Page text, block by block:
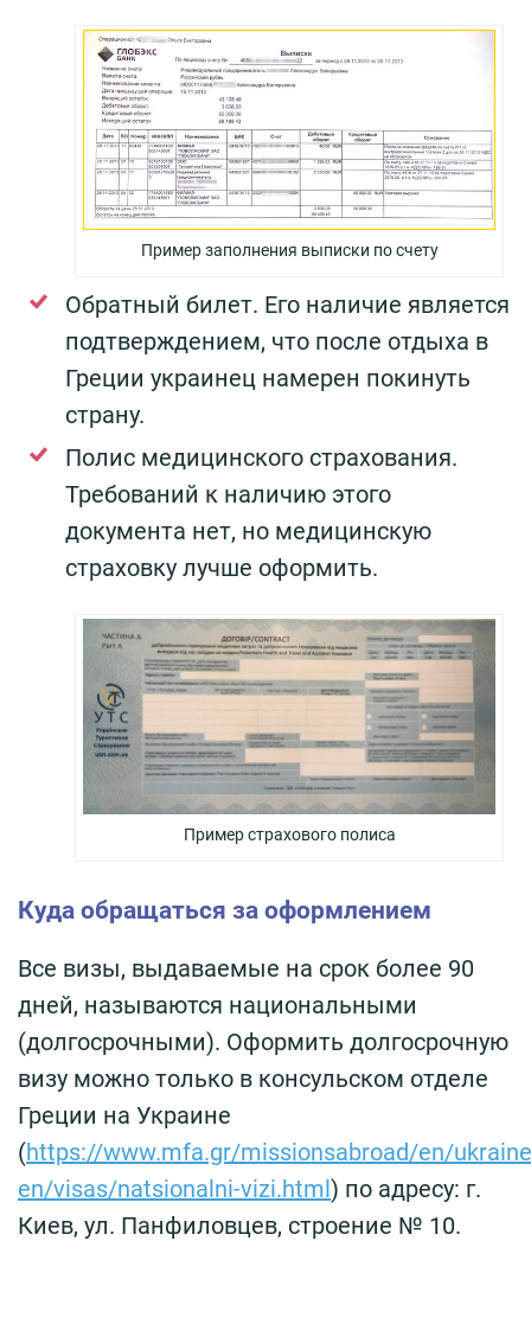
Пример заполнения выписки по счету
Обратный билет. Его наличие является
подтверждением, что после отдыха в
Греции украинец намерен покинуть
страну.
Полис медицинского страхования.
Требований к наличию этого
документа нет, но медицинскую
страховку лучше оформить.
Пример страхового полиса
Куда обращаться за оформлением
Все визы, выдаваемые на срок более 90
дней, называются национальными
(долгосрочными). Оформить долгосрочную
визу можно только в консульском отделе
Греции на Украине
(https://www.mfa.gr/missionsabroad/en/
en/visas/natsionalni-vizi.html) по адресу: г.
Киев, ул. Панфиловцев, строение № 10.